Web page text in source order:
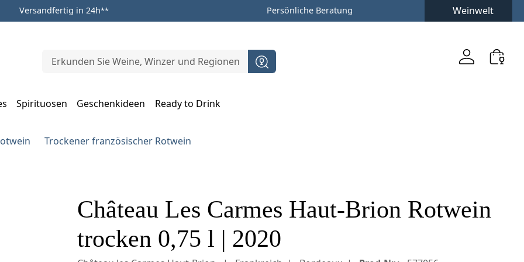
Versandfertig in 24h** Persönliche Beratung Weinwelt
Spirituosen Geschenkideen
Ready to Drink
Trockener französischer Rotwein
Château Les Carmes Haut-Brion Rotwein
trocken 0,75 l | 2020